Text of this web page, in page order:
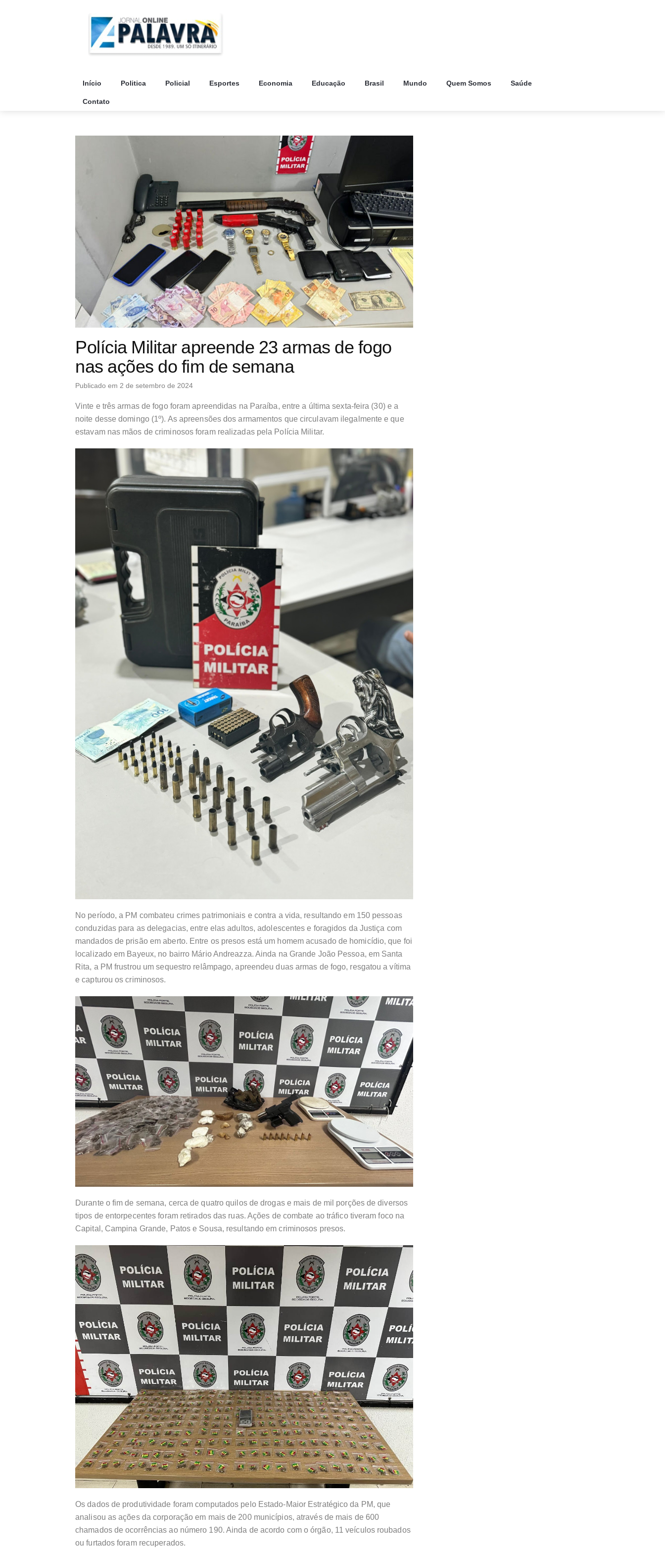
Início Politica Policial Esportes Economia Educação Brasil Mundo Quem Somos Saúde
Contato
Polícia Militar apreende 23 armas de fogo
nas ações do fim de semana
Publicado em 2 de setembro de 2024
Vinte e três armas de fogo foram apreendidas na Paraíba, entre a última sexta-feira (30) e a
noite desse domingo (1º). As apreensões dos armamentos que circulavam ilegalmente e que
estavam nas mãos de criminosos foram realizadas pela Polícia Militar.
No período, a PM combateu crimes patrimoniais e contra a vida, resultando em 150 pessoas
conduzidas para as delegacias, entre elas adultos, adolescentes e foragidos da Justiça com
mandados de prisão em aberto. Entre os presos está um homem acusado de homicídio, que foi
localizado em Bayeux, no bairro Mário Andreazza. Ainda na Grande João Pessoa, em Santa
Rita, a PM frustrou um sequestro relâmpago, apreendeu duas armas de fogo, resgatou a vítima
e capturou os criminosos.
Durante o fim de semana, cerca de quatro quilos de drogas e mais de mil porções de diversos
tipos de entorpecentes foram retirados das ruas. Ações de combate ao tráfico tiveram foco na
Capital, Campina Grande, Patos e Sousa, resultando em criminosos presos.
Os dados de produtividade foram computados pelo Estado-Maior Estratégico da PM, que
analisou as ações da corporação em mais de 200 municípios, através de mais de 600
chamados de ocorrências ao número 190. Ainda de acordo com o órgão, 11 veículos roubados
ou furtados foram recuperados.